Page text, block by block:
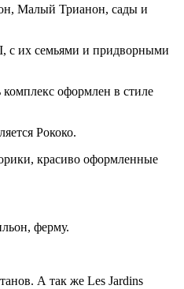
Малый Трианон, сады и
с их семьями и придворными
оформлен в стиле
Рококо.
красиво оформленные
ферму.
А так же Les Jardins